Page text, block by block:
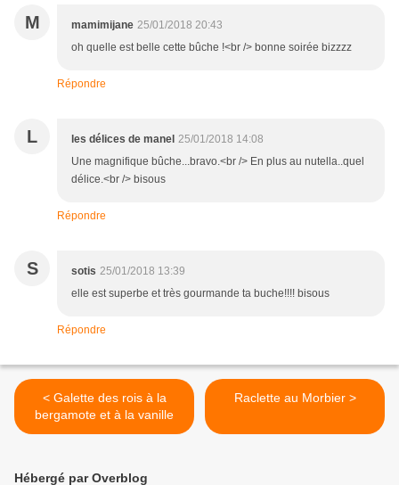
M mamimijane 25/01/2018 20:43
oh quelle est belle cette bûche !<br /> bonne soirée bizzzz
Répondre
L les délices de manel 25/01/2018 14:08
Une magnifique bûche...bravo.<br /> En plus au nutella..quel
délice.<br /> bisous
Répondre
S sotis 25/01/2018 13:39
elle est superbe et très gourmande ta buche!!!! bisous
Répondre
< Galette des rois à la
bergamote et à la vanille
Raclette au Morbier >
Hébergé par Overblog